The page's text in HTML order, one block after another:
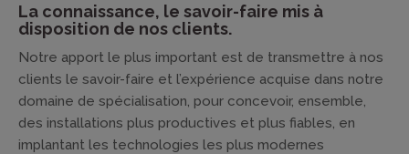
La connaissance, le savoir-faire mis à
disposition de nos clients.
Notre apport le plus important est de transmettre à nos
clients le savoir-faire et l’expérience acquise dans notre
domaine de spécialisation, pour concevoir, ensemble,
des installations plus productives et plus fiables, en
implantant les technologies les plus modernes